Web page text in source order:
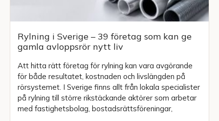
Rylning i Sverige – 39 företag som kan ge
gamla avloppsrör nytt liv
Att hitta rätt företag för rylning kan vara avgörande
för både resultatet, kostnaden och livslängden på
rörsystemet. I Sverige finns allt från lokala specialister
på rylning till större rikstäckande aktörer som arbetar
med fastighetsbolag, bostadsrättsföreningar,